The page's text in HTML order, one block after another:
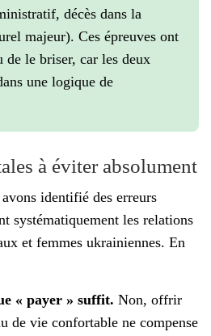
décès dans la
majeur). Ces épreuves ont
de le briser, car les deux
une logique de
à éviter absolument
identifié des erreurs
systématiquement les relations
et femmes ukrainiennes. En
« payer » suffit. Non, offrir
de vie confortable ne compense